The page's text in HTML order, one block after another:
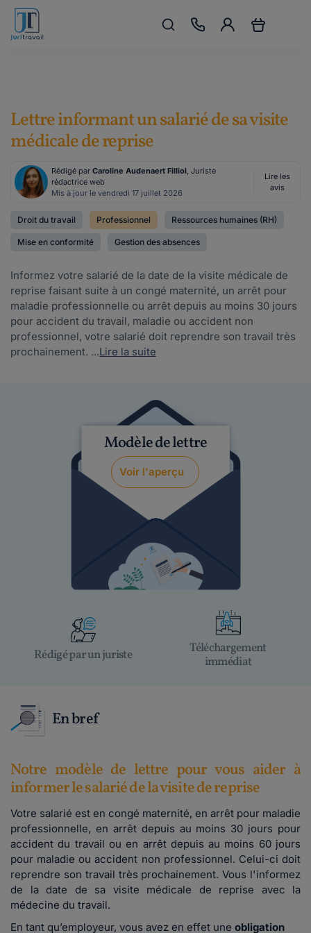
Modèle de lettre
Voir l'aperçu
Lettre informant un salarié de sa visite
médicale de reprise
Rédigé par Caroline Audenaert Filliol, Juriste
rédactrice web
Mis à jour le vendredi 17 juillet 2026
Lire les
avis
Droit du travail Professionnel Ressources humaines (RH)
Mise en conformité Gestion des absences
Informez votre salarié de la date de la visite médicale de
reprise faisant suite à un congé maternité, un arrêt pour
maladie professionnelle ou arrêt depuis au moins 30 jours
pour accident du travail, maladie ou accident non
professionnel, votre salarié doit reprendre son travail très
prochainement. ...Lire la suite
Rédigé par un juriste
Téléchargement
immédiat
En bref
Notre modèle de lettre pour vous aider à
informer le salarié de la visite de reprise
Votre salarié est en congé maternité, en arrêt pour maladie
professionnelle, en arrêt depuis au moins 30 jours pour
accident du travail ou en arrêt depuis au moins 60 jours
pour maladie ou accident non professionnel. Celui-ci doit
reprendre son travail très prochainement. Vous l'informez
de la date de sa visite médicale de reprise avec la
médecine du travail.
En tant qu’employeur, vous avez en effet une obligation